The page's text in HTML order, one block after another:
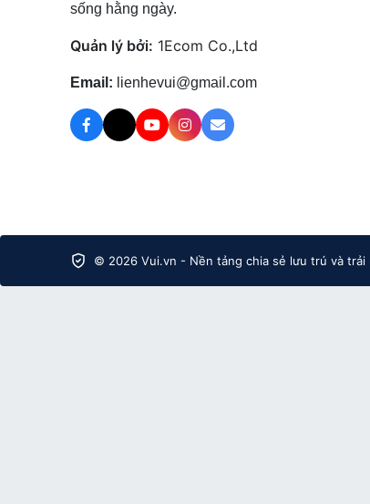
sống hằng ngày.
Quản lý bởi: 1Ecom Co.,Ltd
Email: lienhevui@gmail.com
© 2026 Vui.vn - Nền tảng chia sẻ lưu trú và trải